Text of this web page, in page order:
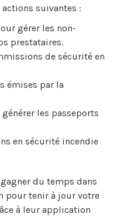
suivantes :
gérer les non-
prestataires.
de sécurité en
émises par la
les passeports
en sécurité incendie
du temps dans
pour tenir à jour votre
à leur application